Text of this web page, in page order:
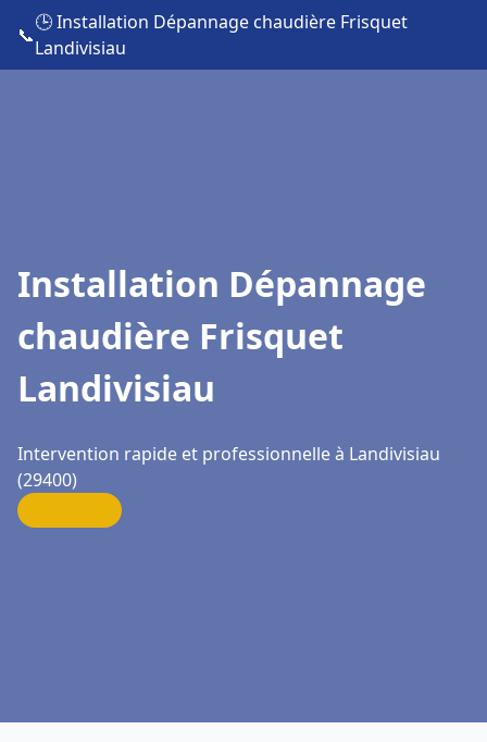
📞
🕒 Installation Dépannage chaudière Frisquet
Landivisiau
Installation Dépannage
chaudière Frisquet
Landivisiau
Intervention rapide et professionnelle à Landivisiau
(29400)